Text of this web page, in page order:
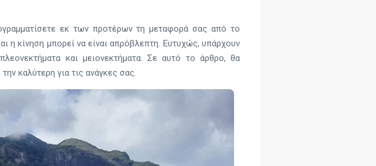
εκ των προτέρων τη μεταφορά σας από το
η κίνηση μπορεί να είναι απρόβλεπτη. Ευτυχώς, υπάρχουν
και μειονεκτήματα. Σε αυτό το άρθρο, θα
καλύτερη για τις ανάγκες σας.